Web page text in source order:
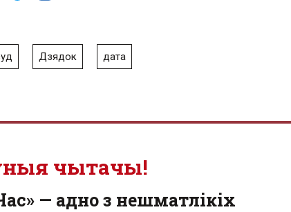
Дзядок дата
чытачы!
— адно з нешматлікіх